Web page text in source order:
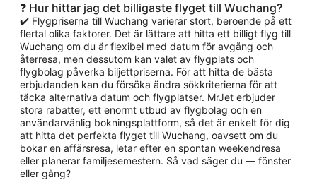
❓ Hur hittar jag det billigaste flyget till Wuchang?
✔️ Flygpriserna till Wuchang varierar stort, beroende på ett
flertal olika faktorer. Det är lättare att hitta ett billigt flyg till
Wuchang om du är flexibel med datum för avgång och
återresa, men dessutom kan valet av flygplats och
flygbolag påverka biljettpriserna. För att hitta de bästa
erbjudanden kan du försöka ändra sökkriterierna för att
täcka alternativa datum och flygplatser. MrJet erbjuder
stora rabatter, ett enormt utbud av flygbolag och en
användarvänlig bokningsplattform, så det är enkelt för dig
att hitta det perfekta flyget till Wuchang, oavsett om du
bokar en affärsresa, letar efter en spontan weekendresa
eller planerar familjesemestern. Så vad säger du — fönster
eller gång?